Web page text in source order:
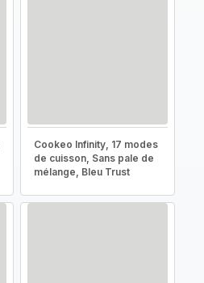
Cookeo Infinity, 17 modes
de cuisson, Sans pale de
mélange, Bleu Trust